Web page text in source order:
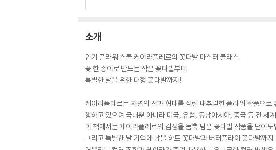
소개
인기 플라워 스쿨 케이라플레르의 꽃다발 마스터 클래스
꽃 한 송이로 만드는 작은 꽃다발부터
특별한 날을 위한 대형 꽃다발까지!
케이라플레르는 자연의 선과 형태를 살린 내추럴한 플라워 작품으
행하고 있으며 국내뿐 아니라 미국, 유럽, 동남아시아, 중국 등 전 세
이 책에서는 케이라플레르의 감성을 듬뿍 담은 꽃다발 작품을 난이
그리고 특별한 날 기억에 남을 하트 꽃다발과 버터플라이 꽃다발까